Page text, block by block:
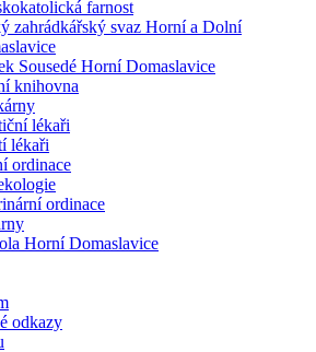
farnost
zahrádkářský svaz Horní a Dolní
Sousedé Horní Domaslavice
knihovna
lékaři
lékaři
ordinace
ordinace
Horní Domaslavice
odkazy